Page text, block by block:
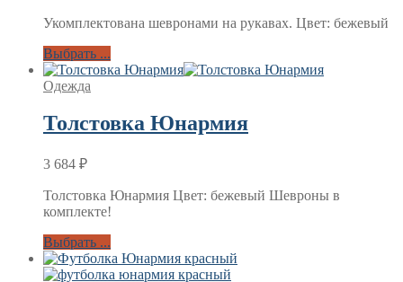
Укомплектована шевронами на рукавах. Цвет: бежевый
Выбрать ...
Одежда
Толстовка Юнармия
3 684 ₽
Толстовка Юнармия Цвет: бежевый Шевроны в
комплекте!
Выбрать ...